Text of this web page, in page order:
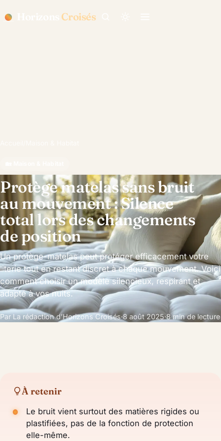
Croisés
Protège matelas sans bruit
au mouvement : Silence
total lors des changements
de position
Un protège-matelas peut protéger efficacement votre
literie tout en restant discret à chaque mouvement. Voici
comment choisir un modèle silencieux, respirant et
adapté à vos nuits.
Par La rédaction d’Horizons Croisés·8 août 2025·8 min de lecture
À retenir
Le bruit vient surtout des matières rigides ou
plastifiées, pas de la fonction de protection
elle-même.